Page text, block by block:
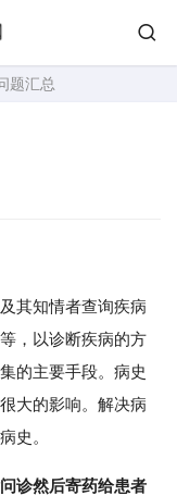
题汇总
其知情者查询疾病
，以诊断疾病的方
的主要手段。病史
大的影响。解决病
史。
诊然后寄药给患者